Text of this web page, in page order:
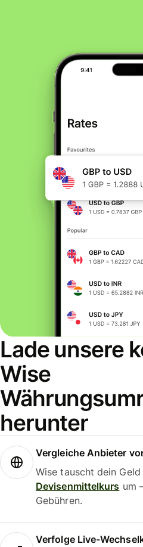
Lade unsere
Wise
herunter
Vergleiche Anbieter
Wise tauscht dein
Devisenmittelkurs um
Gebühren.
Verfolge Live-